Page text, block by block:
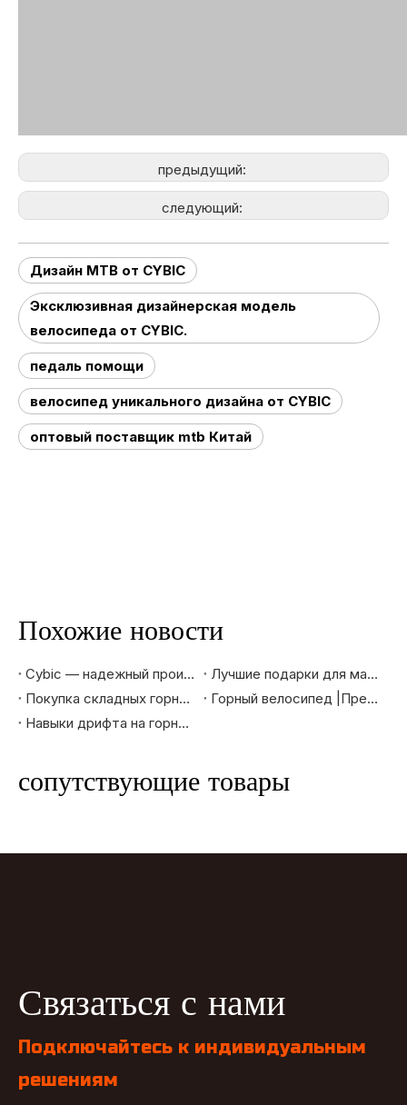
предыдущий:
следующий:
Дизайн MTB от CYBIC
Эксклюзивная дизайнерская модель
велосипеда от CYBIC.
педаль помощи
велосипед уникального дизайна от CYBIC
оптовый поставщик mtb Китай
Похожие новости
Cybic — надежный производитель и продавец электрических велосипедов.
Лучшие подарки для мальчиков в 2020 году — электрические горные велосипеды
Покупка складных горных велосипедов — хороший выбор в качестве рождественского подарка
Горный велосипед |Преимущества электрических горных велосипедов
Навыки дрифта на горном велосипеде
сопутствующие товары
Связаться с нами
Подключайтесь к индивидуальным
решениям